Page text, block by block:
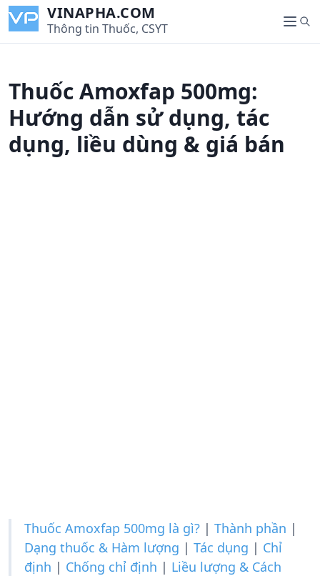
i
VINAPHA.COM
Thông tin Thuốc, CSYT
M
e
S
e
Thuốc Amoxfap 500mg:
Hướng dẫn sử dụng, tác
dụng, liều dùng & giá bán
Thuốc Amoxfap 500mg là gì? | Thành phần |
Dạng thuốc & Hàm lượng | Tác dụng | Chỉ
định | Chống chỉ định | Liều lượng & Cách